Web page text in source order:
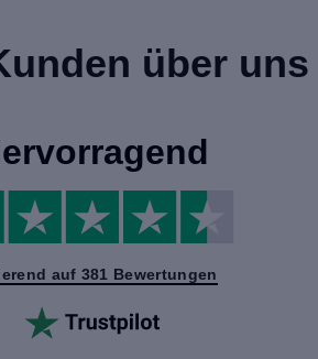
über uns
auf 381 Bewertungen